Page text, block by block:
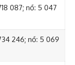
087; nő: 5 047
246; nő: 5 069